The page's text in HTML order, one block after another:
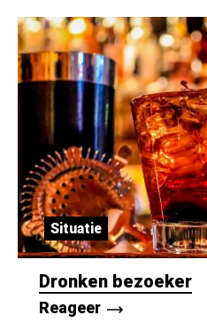
Situatie
Dronken bezoeker
Reageer